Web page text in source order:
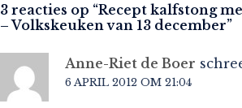
3 reacties op “Recept kalfstong
– Volkskeuken van 13 december”
Anne-Riet de Boer
6 APRIL 2012 OM 21:04